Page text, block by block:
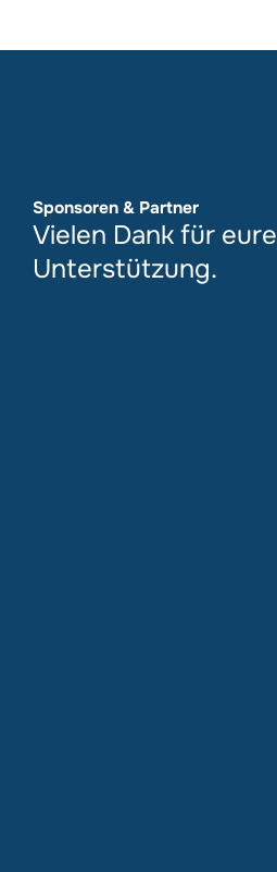
Sponsoren & Partner
Vielen Dank für eure
Unterstützung.